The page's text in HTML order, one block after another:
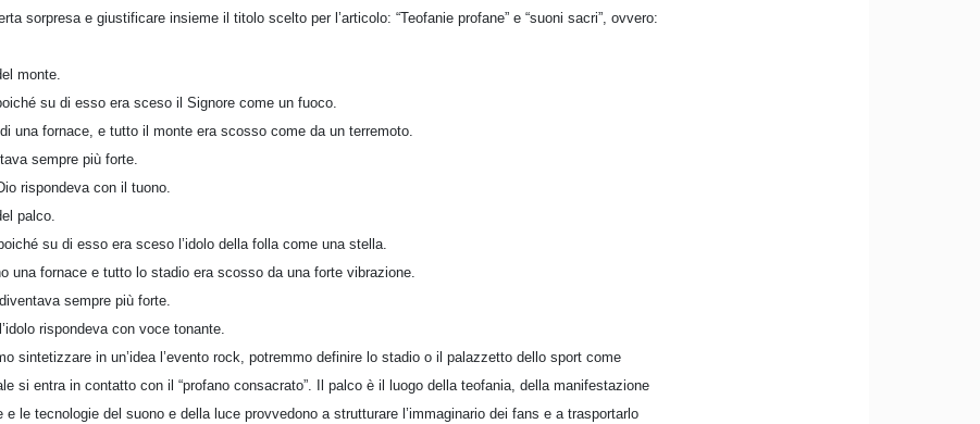
sorpresa e giustificare insieme il titolo scelto per l’articolo: “Teofanie profane” e “suoni sacri”, ovvero:
monte.
su di esso era sceso il Signore come un fuoco.
una fornace, e tutto il monte era scosso come da un terremoto.
sempre più forte.
rispondeva con il tuono.
palco.
su di esso era sceso l’idolo della folla come una stella.
una fornace e tutto lo stadio era scosso da una forte vibrazione.
sempre più forte.
rispondeva con voce tonante.
sintetizzare in un’idea l’evento rock, potremmo definire lo stadio o il palazzetto dello sport come
si entra in contatto con il “profano consacrato”. Il palco è il luogo della teofania, della manifestazione
le tecnologie del suono e della luce provvedono a strutturare l’immaginario dei fans e a trasportarlo